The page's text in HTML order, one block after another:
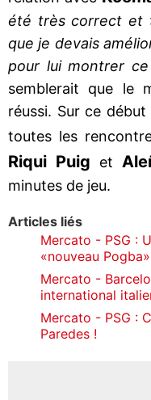
été très correct et
que je devais
pour lui montrer
semblerait que le
réussi. Sur ce début
toutes les
Riqui Puig et
minutes de jeu.
Articles liés
Mercato - PSG :
«nouveau
Mercato -
international
Mercato - PSG :
Paredes !